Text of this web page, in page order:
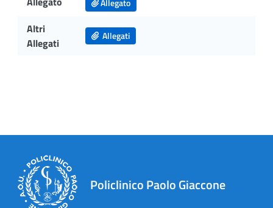
Altri
Allegati
Allegati
Policlinico Paolo Giaccone